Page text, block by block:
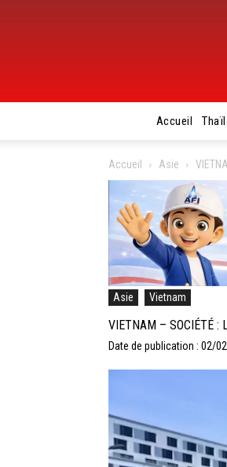
Accueil
Accueil Asie
Asie Vietnam
VIETNAM – SOCIÉTÉ :
Date de publication : 02/